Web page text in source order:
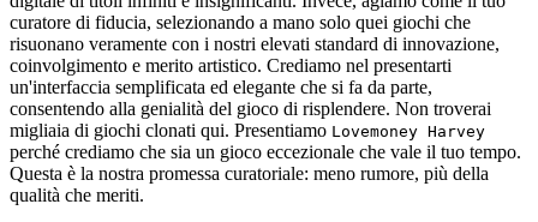
curatore di fiducia, selezionando a mano solo quei giochi che
risuonano veramente con i nostri elevati standard di innovazione,
coinvolgimento e merito artistico. Crediamo nel presentarti
un'interfaccia semplificata ed elegante che si fa da parte,
consentendo alla genialità del gioco di risplendere. Non troverai
migliaia di giochi clonati qui. Presentiamo Lovemoney Harvey
perché crediamo che sia un gioco eccezionale che vale il tuo tempo.
Questa è la nostra promessa curatoriale: meno rumore, più della
qualità che meriti.